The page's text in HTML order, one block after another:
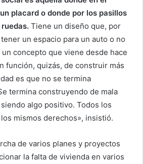
placard o donde por los pasillos
Tiene un diseño que, por
un espacio para un auto o no
concepto que viene desde hace
función, quizás, de construir más
es que no se termina
termina construyendo de mala
algo positivo. Todos los
mismos derechos», insistió.
de varios planes y proyectos
la falta de vivienda en varios